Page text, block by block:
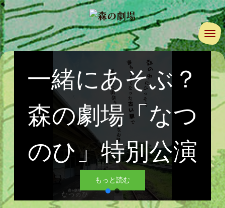
ナ
一緒にあそぶ？
森の劇場「なつ
のひ」特別公演
もっと読む